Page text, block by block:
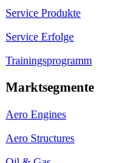
Service Produkte
Service Erfolge
Trainingsprogramm
Marktsegmente
Aero Engines
Aero Structures